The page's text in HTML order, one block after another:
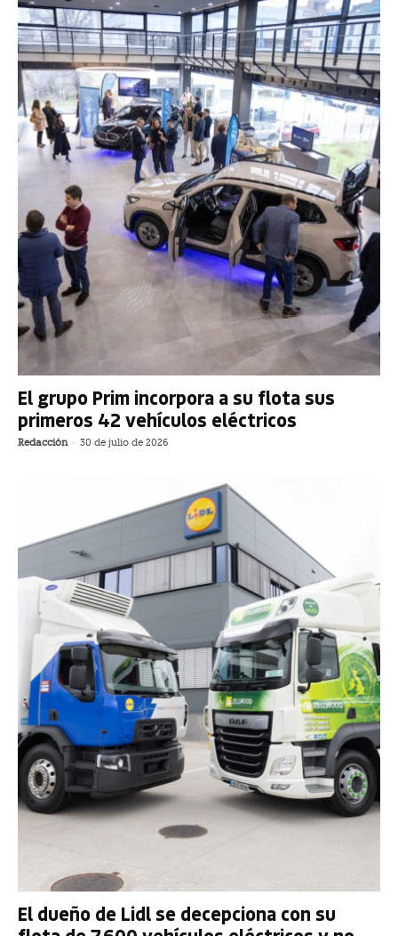
El grupo Prim incorpora a su flota sus
primeros 42 vehículos eléctricos
Redacción - 30 de julio de 2026
El dueño de Lidl se decepciona con su